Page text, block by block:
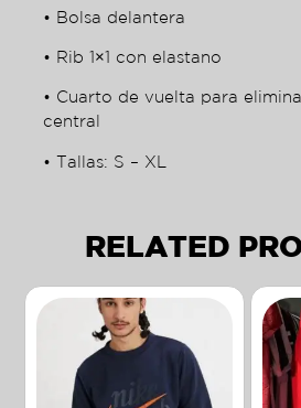
• Bolsa delantera
• Rib 1×1 con elastano
• Cuarto de vuelta para
central
• Tallas: S – XL
RELATED